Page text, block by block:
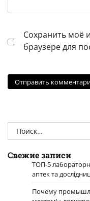
Сохранить моё
браузере для
Найти:
Свежие записи
ТОП-5
аптек та
Почему